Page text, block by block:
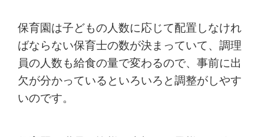
保育園は子どもの人数に応じて配置しなけれ
ばならない保育士の数が決まっていて、調理
員の人数も給食の量で変わるので、事前に出
欠が分かっているといろいろと調整がしやす
いのです。